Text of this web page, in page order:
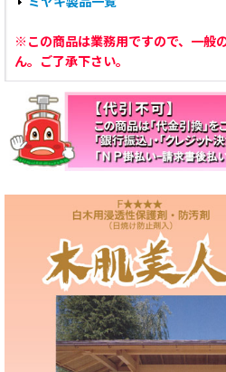
※この商品は業務用ですので、一般
ん。ご了承下さい。